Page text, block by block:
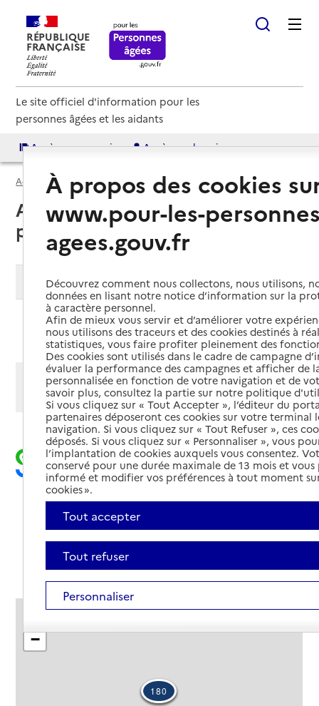
RÉPUBLIQUE
FRANÇAISE
Le site officiel d'information pour les
personnes âgées et les aidants
Accès aux annuaires Accès par besoin
Accueil Espace annuaire Soins palliatifs
Annuaire des services de soins
palliatifs
Modifier ma recherche
Ajouter cette recherche aux favoris
Afficher les résultats par:
Mode liste
Mode carte
À propos des cookies
www.pour-les-
agees.gouv.fr
Découvrez comment nous collectons, nous utilisons,
données en lisant notre notice d’information sur la
à caractère personnel.
Afin de mieux vous servir et d’améliorer votre
nous utilisons des traceurs et des cookies destinés à
statistiques, vous faire profiter pleinement des
Des cookies sont utilisés dans le cadre de campagne
évaluer la performance des campagnes et afficher de
personnalisée en fonction de votre navigation et de
savoir plus, consultez la partie sur notre politique
Si vous cliquez sur « Tout Accepter », l’éditeur du
partenaires déposeront ces cookies sur votre terminal
navigation. Si vous cliquez sur « Tout Refuser », ces
déposés. Si vous cliquez sur « Personnaliser », vous
l’implantation de cookies auxquels vous consentez.
conservé pour une durée maximale de 13 mois et
informé et modifier vos préférences à tout moment
cookies ».
Tout accepter
Tout refuser
Personnaliser